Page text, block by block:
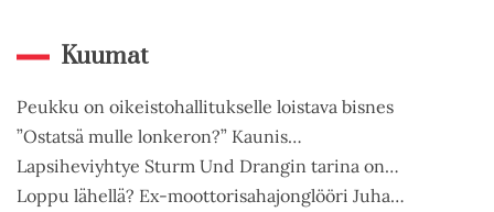
Kuumat
Peukku on oikeistohallitukselle loistava bisnes
”Ostatsä mulle lonkeron?” Kaunis…
Lapsiheviyhtye Sturm Und Drangin tarina on…
Loppu lähellä? Ex-moottorisahajonglööri Juha…